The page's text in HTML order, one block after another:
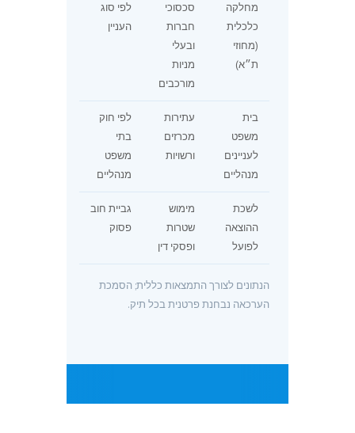
מחלקה
כלכלית
(מחוזי
ת״א)
סכסוכי
חברות
ובעלי
מניות
מורכבים
לפי סוג
העניין
בית
משפט
לעניינים
מנהליים
עתירות
מכרזים
ורשויות
לפי חוק
בתי
משפט
מנהליים
לשכת
ההוצאה
לפועל
מימוש
שטרות
ופסקי דין
גביית חוב
פסוק
הנתונים לצורך התמצאות כללית; הסמכת
הערכאה נבחנת פרטנית בכל תיק.